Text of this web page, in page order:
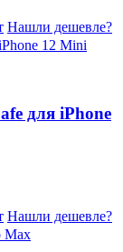
Нашли дешевле?
для iPhone
Нашли дешевле?